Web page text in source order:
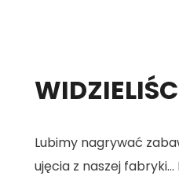
Lubimy nagrywać
ujęcia z naszej